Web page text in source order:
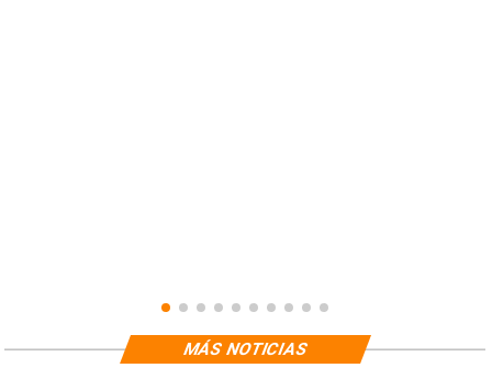
MÁS NOTICIAS